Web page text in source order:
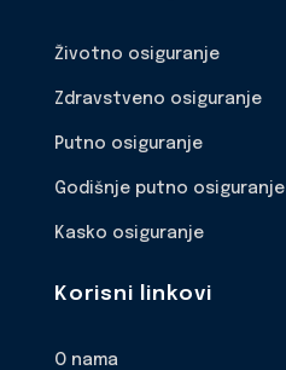
Životno osiguranje
Zdravstveno osiguranje
Putno osiguranje
Godišnje putno osiguranje
Kasko osiguranje
Korisni linkovi
O nama